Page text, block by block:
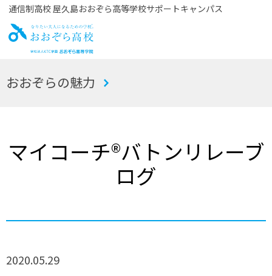
通信制高校 屋久島おおぞら高等学校サポートキャンパス
お
おおぞらの魅力
マイコーチ®バトンリレーブ
ログ
2020.05.29